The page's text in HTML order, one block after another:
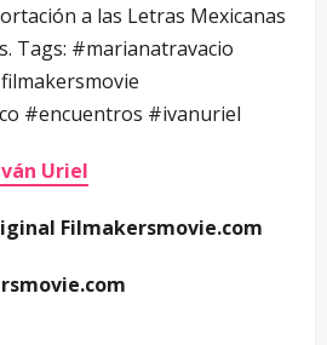
a las Letras Mexicanas
Tags: #marianatravacio
#encuentros #ivanuriel
Uriel
Filmakersmovie.com